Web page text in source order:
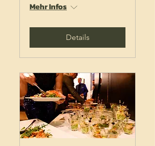
Mehr Infos
Details